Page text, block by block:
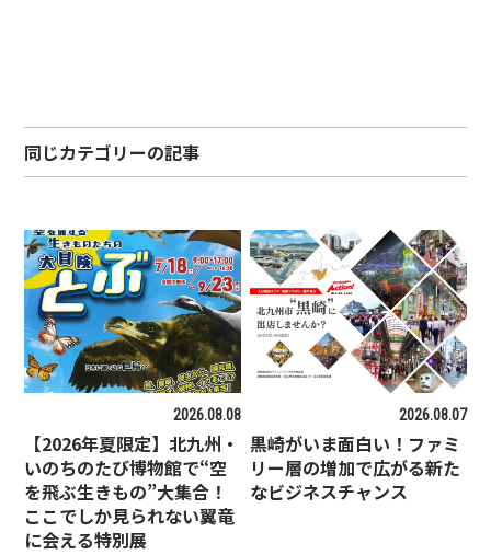
同じカテゴリーの記事
2026.08.08
【2026年夏限定】北九州・
いのちのたび博物館で“空
を飛ぶ生きもの”大集合！
ここでしか見られない翼竜
に会える特別展
2026.08.07
黒崎がいま面白い！ファミ
リー層の増加で広がる新た
なビジネスチャンス